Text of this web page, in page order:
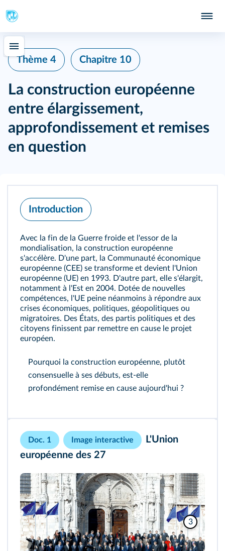
Thème 4 Chapitre 10
La construction européenne
entre élargissement,
approfondissement et remises
en question
Introduction
Avec la fin de la Guerre froide et l'essor de la
mondialisation, la construction européenne
s'accélère. D'une part, la Communauté économique
européenne (CEE) se transforme et devient l'Union
européenne (UE) en 1993. D'autre part, elle s'élargit,
notamment à l'Est en 2004. Dotée de nouvelles
compétences, l'UE peine néanmoins à répondre aux
crises économiques, politiques, géopolitiques ou
migratoires. Des États, des partis politiques et des
citoyens finissent par remettre en cause le projet
européen.
Pourquoi la construction européenne, plutôt
consensuelle à ses débuts, est‑elle
profondément remise en cause aujourd'hui ?
Doc. 1 Image interactive
L'Union
européenne des 27
3